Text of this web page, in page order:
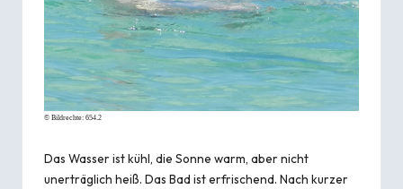
© Bildrechte: 654.2
Das Wasser ist kühl, die Sonne warm, aber nicht
unerträglich heiß. Das Bad ist erfrischend. Nach kurzer